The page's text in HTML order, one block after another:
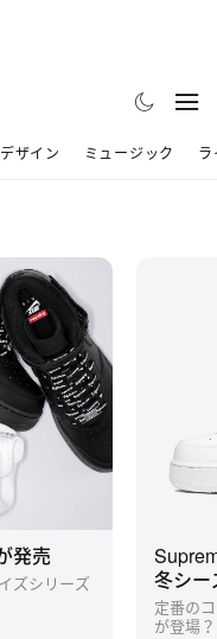
デザイン ミュージック
発売
ズシリーズ
冬シー
定番の
が登場？